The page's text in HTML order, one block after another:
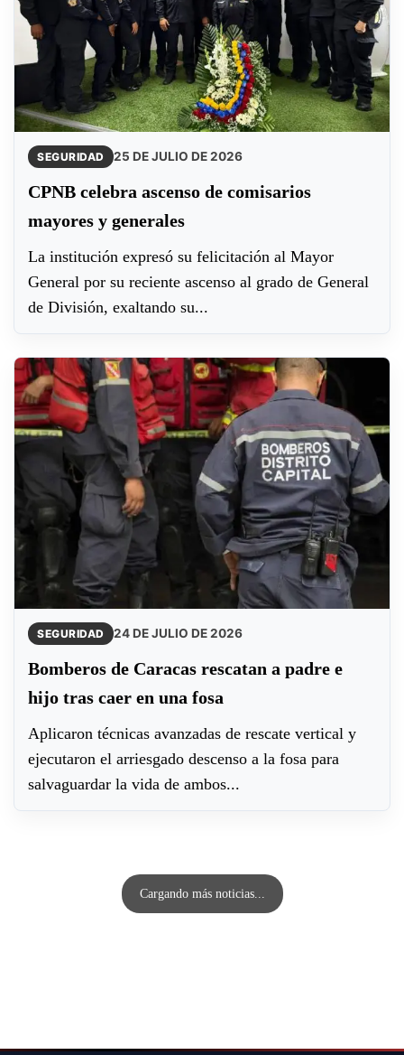
SEGURIDAD 25 DE JULIO DE 2026
CPNB celebra ascenso de comisarios
mayores y generales
La institución expresó su felicitación al Mayor
General por su reciente ascenso al grado de General
de División, exaltando su...
SEGURIDAD 24 DE JULIO DE 2026
Bomberos de Caracas rescatan a padre e
hijo tras caer en una fosa
Aplicaron técnicas avanzadas de rescate vertical y
ejecutaron el arriesgado descenso a la fosa para
salvaguardar la vida de ambos...
Cargando más noticias...